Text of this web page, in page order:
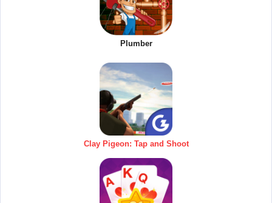
Plumber
Clay Pigeon: Tap and Shoot